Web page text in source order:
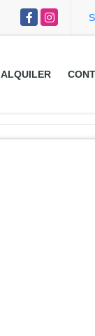
FacebookInstagram
ALQUILER